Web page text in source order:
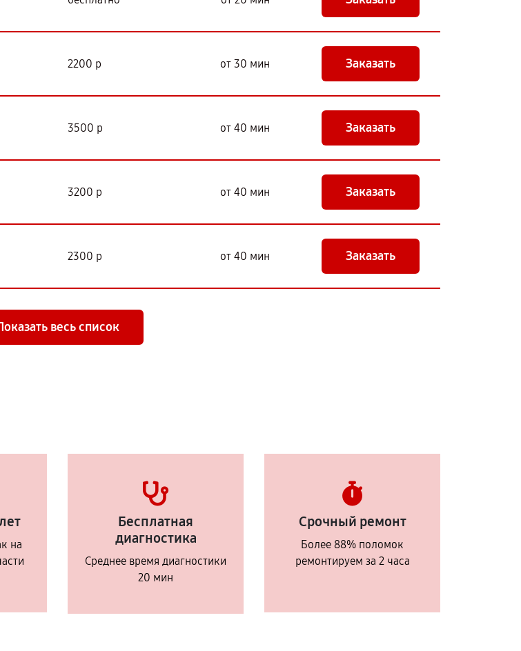
2200 р от 30 мин Заказать
3500 р от 40 мин Заказать
3200 р от 40 мин Заказать
2300 р от 40 мин Заказать
весь список
на
Бесплатная
диагностика
Среднее время диагностики
20 мин
Срочный ремонт
Более 88% поломок
ремонтируем за 2 часа